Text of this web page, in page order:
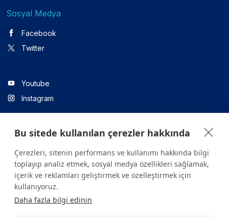
Sosyal Medya
Facebook
Twitter
Youtube
Instagram
Linkedin
Sitede yer alan tüm içerikler yalnızca bilgilendirme amaçlıdır.
Sağlığınızla ilgili sorularınız için mutlaka doktoruza ya da bir sağlık
kuruluşuna başvurunuz.
Bu sitede kullanılan çerezler hakkında
Çerezleri, sitenin performans ve kullanımı hakkında bilgi
toplayıp analiz etmek, sosyal medya özellikleri sağlamak,
içerik ve reklamları geliştirmek ve özelleştirmek için
kullanıyoruz.
Daha fazla bilgi edinin